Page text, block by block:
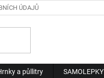
ÚDAJŮ
a půllitry SAMOLEPKY